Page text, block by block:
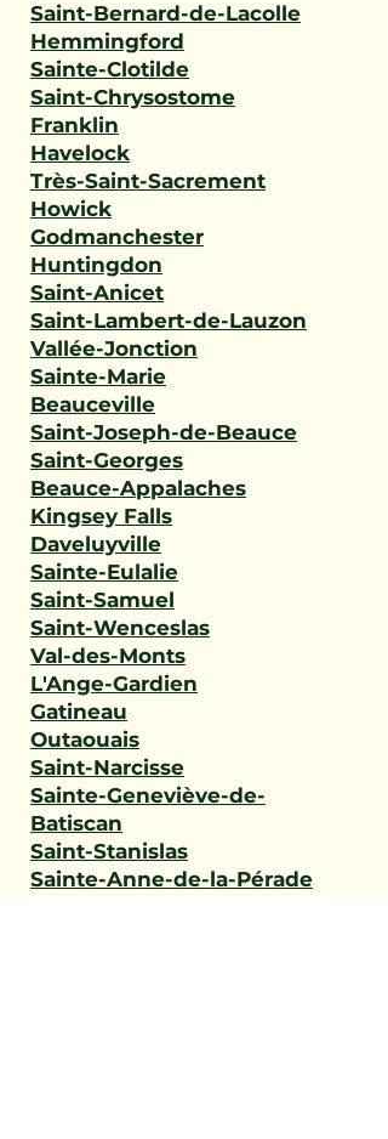
Saint-Bernard-de-Lacolle
Hemmingford
Sainte-Clotilde
Saint-Chrysostome
Franklin
Havelock
Très-Saint-Sacrement
Howick
Godmanchester
Huntingdon
Saint-Anicet
Saint-Lambert-de-Lauzon
Vallée-Jonction
Sainte-Marie
Beauceville
Saint-Joseph-de-Beauce
Saint-Georges
Beauce-Appalaches
Kingsey Falls
Daveluyville
Sainte-Eulalie
Saint-Samuel
Saint-Wenceslas
Val-des-Monts
L'Ange-Gardien
Gatineau
Outaouais
Saint-Narcisse
Sainte-Geneviève-de-
Batiscan
Saint-Stanislas
Sainte-Anne-de-la-Pérade